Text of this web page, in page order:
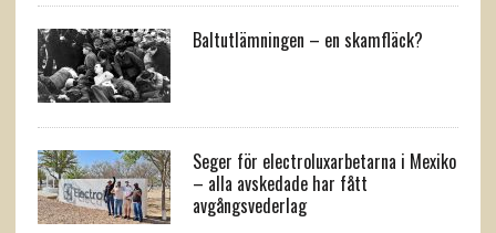
Baltutlämningen – en skamfläck?
Seger för electroluxarbetarna i Mexiko
– alla avskedade har fått
avgångsvederlag